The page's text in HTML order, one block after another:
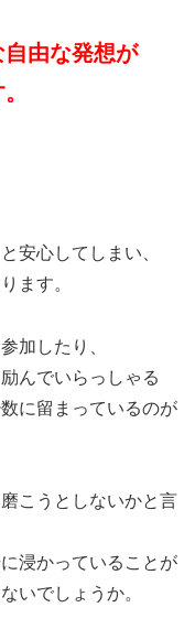
由な発想が
安心してしまい、
ます。
加したり、
んでいらっしゃる
に留まっているのが
こうとしないかと言
浸かっていることが
いでしょうか。